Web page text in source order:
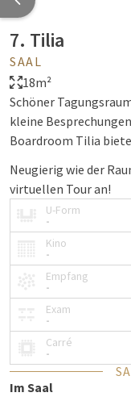
7. Tilia
SAAL
18m²
Schöner
kleine
Boardroom Tilia
Neugierig wie der
virtuellen Tour an!
U-Form
-
Kino
-
Empfang
-
Exam
-
Carré
-
Im Saal